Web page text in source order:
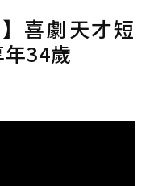
喜劇天才短
34歲